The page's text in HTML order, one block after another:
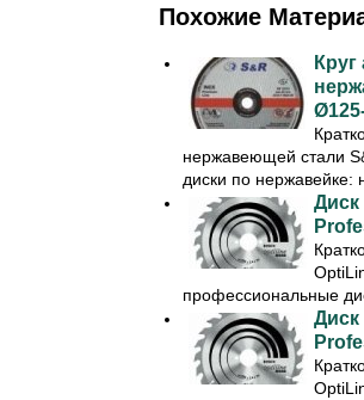
Похожие
нержавеющей стали
диски по
Диск
профессиональные
Диск